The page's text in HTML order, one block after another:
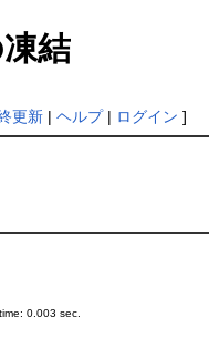
結
更新| ヘルプ| ログイン ]
0.003 sec.